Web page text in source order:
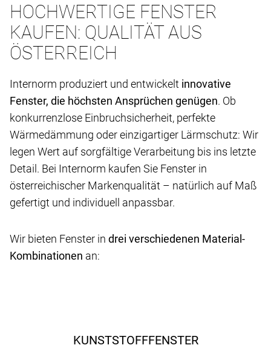
HOCHWERTIGE FENSTER
KAUFEN: QUALITÄT AUS
ÖSTERREICH
Internorm produziert und entwickelt innovative
Fenster, die höchsten Ansprüchen genügen. Ob
konkurrenzlose Einbruchsicherheit, perfekte
Wärmedämmung oder einzigartiger Lärmschutz: Wir
legen Wert auf sorgfältige Verarbeitung bis ins letzte
Detail. Bei Internorm kaufen Sie Fenster in
österreichischer Markenqualität – natürlich auf Maß
gefertigt und individuell anpassbar.
Wir bieten Fenster in drei verschiedenen Material-
Kombinationen an:
KUNSTSTOFFFENSTER